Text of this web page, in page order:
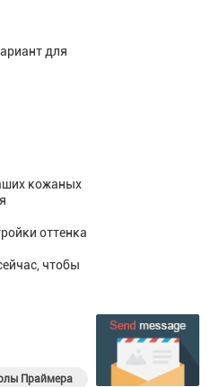
для
кожаных
оттенка
чтобы
Праймера